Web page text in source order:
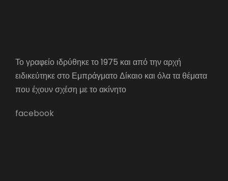
Το γραφείο ιδρύθηκε το 1975 και από την αρχή
ειδικεύτηκε στο Εμπράγματο Δίκαιο και όλα τα θέματα
που έχουν σχέση με το ακίνητο
facebook